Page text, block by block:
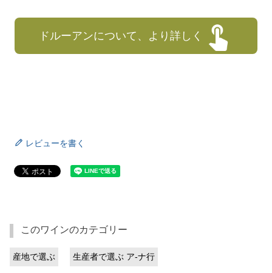
ドルーアンについて、より詳しく
レビューを書く
このワインのカテゴリー
産地で選ぶ 生産者で選ぶ ア-ナ行